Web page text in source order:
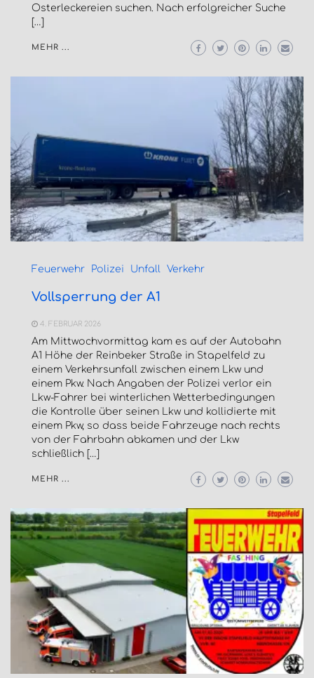
Osterleckereien suchen. Nach erfolgreicher Suche
[…]
MEHR ...
Feuerwehr Polizei Unfall Verkehr
Vollsperrung der A1
4. FEBRUAR 2026
Am Mittwochvormittag kam es auf der Autobahn
A1 Höhe der Reinbeker Straße in Stapelfeld zu
einem Verkehrsunfall zwischen einem Lkw und
einem Pkw. Nach Angaben der Polizei verlor ein
Lkw-Fahrer bei winterlichen Wetterbedingungen
die Kontrolle über seinen Lkw und kollidierte mit
einem Pkw, so dass beide Fahrzeuge nach rechts
von der Fahrbahn abkamen und der Lkw
schließlich […]
MEHR ...